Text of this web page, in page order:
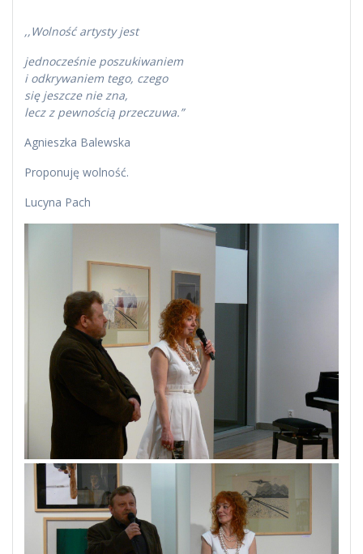
,,Wolność artysty jest
jednocześnie poszukiwaniem
i odkrywaniem tego, czego
się jeszcze nie zna,
lecz z pewnością przeczuwa.”
Agnieszka Balewska
Proponuję wolność.
Lucyna Pach